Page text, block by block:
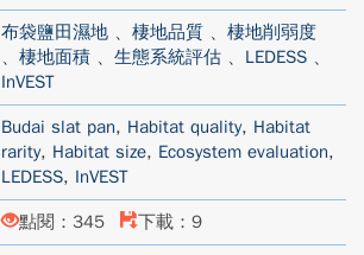
布袋鹽田濕地 、 棲地品質 、 棲地削弱度
、 棲地面積 、 生態系統評估 、 LEDESS 、
InVEST
Budai slat pan, Habitat quality, Habitat
rarity, Habitat size, Ecosystem evaluation,
LEDESS, InVEST
點閱：345 下載：9